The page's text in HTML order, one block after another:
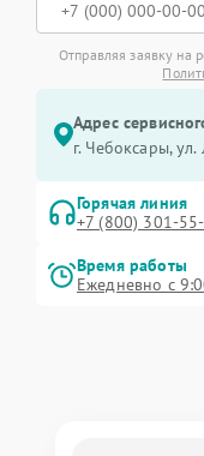
Отправляя заявку на
Адрес
г. Чебоксары,
Горячая линия
+7 (800) 301-
Время работы
Ежедневно с